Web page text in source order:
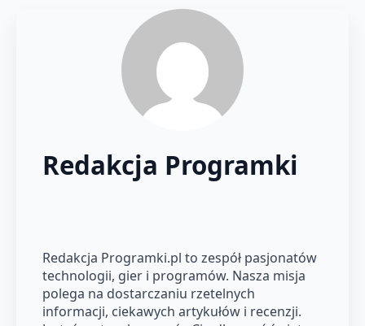
Redakcja Programki
Redakcja Programki.pl to zespół pasjonatów
technologii, gier i programów. Nasza misja
polega na dostarczaniu rzetelnych
informacji, ciekawych artykułów i recenzji.